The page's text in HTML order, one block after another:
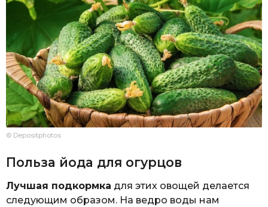
© Depositphotos
Польза йода для огурцов
Лучшая подкормка для этих овощей делается
следующим образом. На ведро воды нам